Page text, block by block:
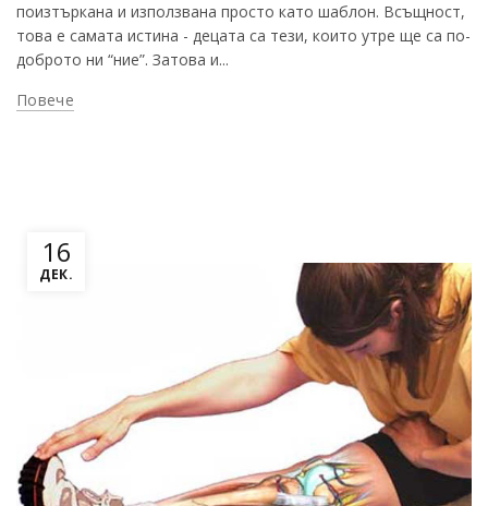
поизтъркана и използвана просто като шаблон. Всъщност,
това е самата истина - децата са тези, които утре ще са по-
доброто ни “ние”. Затова и...
Повече
16
ДЕК.